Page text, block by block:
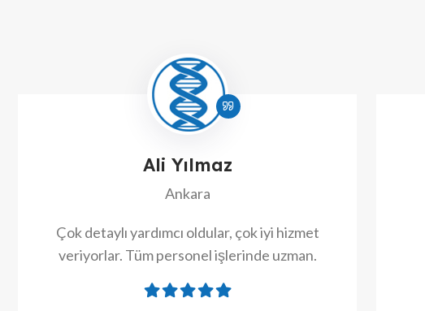
Ali Yılmaz
Ankara
Çok detaylı yardımcı oldular, çok iyi hizmet
veriyorlar. Tüm personel işlerinde uzman.